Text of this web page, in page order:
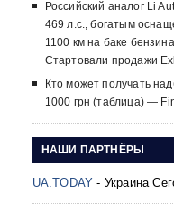
Российский аналог Li
469 л.с., богатым
1100 км на баке
Стартовали продажи
Кто может получать
1000 грн (таблица) —
НАШИ ПАРТНЁРЫ
UA.TODAY - Украина